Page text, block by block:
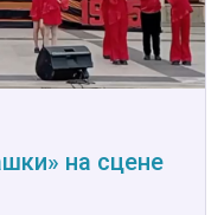
на сцене